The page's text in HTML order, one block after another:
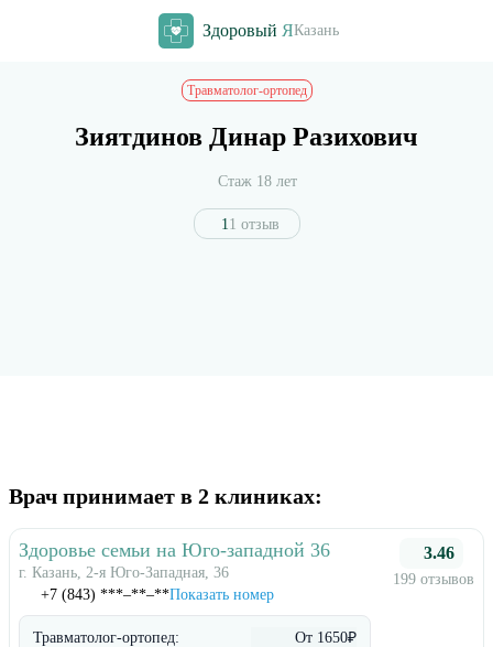
Здоровый ЯКазань
Травматолог-ортопед
Зиятдинов Динар Разихович
Стаж 18 лет
1 1 отзыв
Врач принимает в 2 клиниках:
Здоровье семьи на Юго-западной 36
г. Казань, 2-я Юго-Западная, 36
+7 (843) ***‒**‒**Показать номер
3.46
199 отзывов
Травматолог-ортопед: От 1650₽